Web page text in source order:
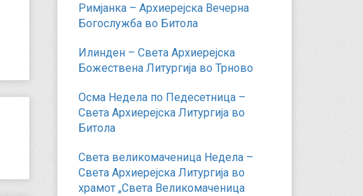
Римјанка – Архиерејска Вечерна
Богослужба во Битола
Илинден – Света Архиерејска
Божествена Литургија во Трново
Осма Недела по Педесетница –
Света Архиерејска Литургија во
Битола
Света великомаченица Недела –
Света Архиерејска Литургија во
храмот „Света Великомаченица